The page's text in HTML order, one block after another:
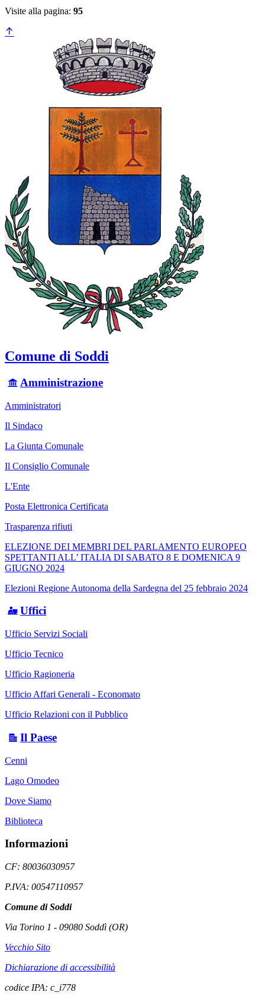
Visite alla pagina: 95
Comune di Soddi
Amministrazione
Amministratori
Il Sindaco
La Giunta Comunale
Il Consiglio Comunale
L'Ente
Posta Elettronica Certificata
Trasparenza rifiuti
ELEZIONE DEI MEMBRI DEL PARLAMENTO EUROPEO
SPETTANTI ALL’ ITALIA DI SABATO 8 E DOMENICA 9
GIUGNO 2024
Elezioni Regione Autonoma della Sardegna del 25 febbraio 2024
Uffici
Ufficio Servizi Sociali
Ufficio Tecnico
Ufficio Ragioneria
Ufficio Affari Generali - Economato
Ufficio Relazioni con il Pubblico
Il Paese
Cenni
Lago Omodeo
Dove Siamo
Biblioteca
Informazioni
CF: 80036030957
P.IVA: 00547110957
Comune di Soddi
Via Torino 1 - 09080 Soddì (OR)
Vecchio Sito
Dichiarazione di accessibilità
codice IPA: c_i778